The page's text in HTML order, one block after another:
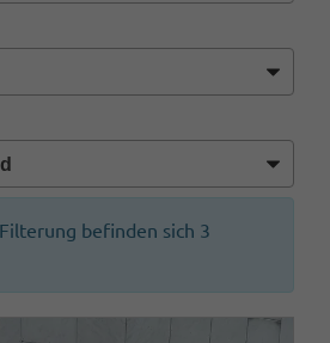
befinden sich 3